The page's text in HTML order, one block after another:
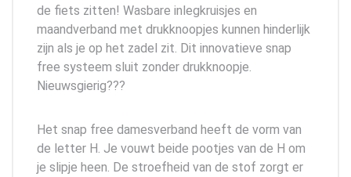
de fiets zitten! Wasbare inlegkruisjes en
maandverband met drukknoopjes kunnen hinderlijk
zijn als je op het zadel zit. Dit innovatieve snap
free systeem sluit zonder drukknoopje.
Nieuwsgierig???
Het snap free damesverband heeft de vorm van
de letter H. Je vouwt beide pootjes van de H om
je slipje heen. De stroefheid van de stof zorgt er